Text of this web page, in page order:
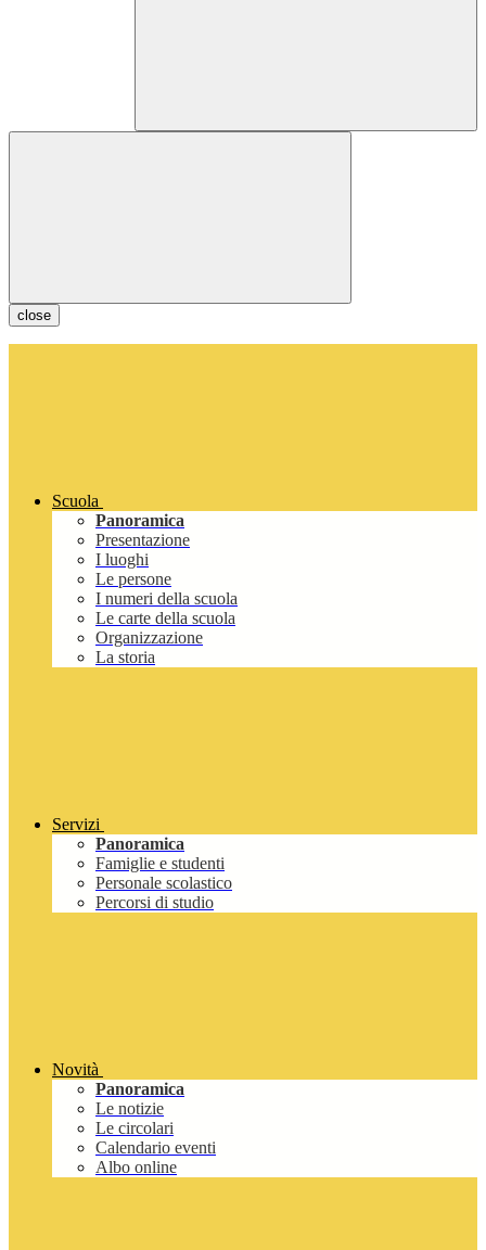
close
Scuola
Panoramica
Presentazione
I luoghi
Le persone
I numeri della scuola
Le carte della scuola
Organizzazione
La storia
Servizi
Panoramica
Famiglie e studenti
Personale scolastico
Percorsi di studio
Novità
Panoramica
Le notizie
Le circolari
Calendario eventi
Albo online